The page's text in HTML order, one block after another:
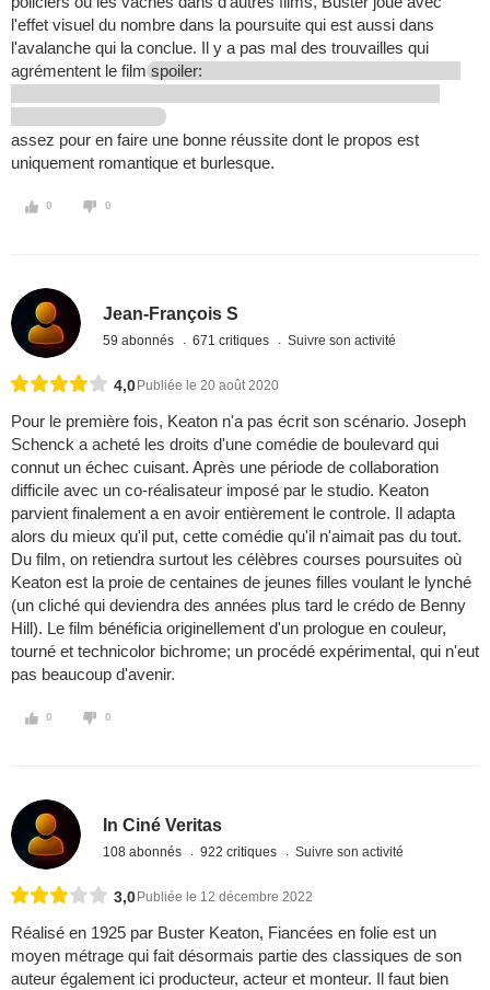
l'effet visuel du nombre dans la poursuite qui est aussi dans
l'avalanche qui la conclue. Il y a pas mal des trouvailles qui
agrémentent le film spoiler:
assez pour en faire une bonne réussite dont le propos est
uniquement romantique et burlesque.
0 0
Jean-François S
59 abonnés 671 critiques Suivre son activité
4,0 Publiée le 20 août 2020
Pour le première fois, Keaton n'a pas écrit son scénario. Joseph
Schenck a acheté les droits d'une comédie de boulevard qui
connut un échec cuisant. Après une période de collaboration
difficile avec un co-réalisateur imposé par le studio. Keaton
parvient finalement a en avoir entièrement le controle. Il adapta
alors du mieux qu'il put, cette comédie qu'il n'aimait pas du tout.
Du film, on retiendra surtout les célèbres courses poursuites où
Keaton est la proie de centaines de jeunes filles voulant le lynché
(un cliché qui deviendra des années plus tard le crédo de Benny
Hill). Le film bénéficia originellement d'un prologue en couleur,
tourné et technicolor bichrome; un procédé expérimental, qui n'eut
pas beaucoup d'avenir.
0 0
In Ciné Veritas
108 abonnés 922 critiques Suivre son activité
3,0 Publiée le 12 décembre 2022
Réalisé en 1925 par Buster Keaton, Fiancées en folie est un
moyen métrage qui fait désormais partie des classiques de son
auteur également ici producteur, acteur et monteur. Il faut bien